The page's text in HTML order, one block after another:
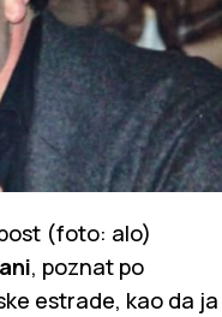
(foto: alo)
, poznat po
estrade, kao da ja